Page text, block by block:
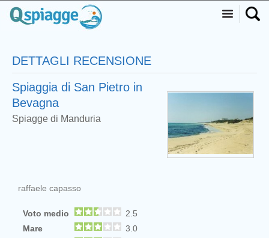
DETTAGLI RECENSIONE
Spiaggia di San Pietro in
Bevagna
Spiagge di Manduria
raffaele capasso
Voto medio
2.5
Mare
3.0